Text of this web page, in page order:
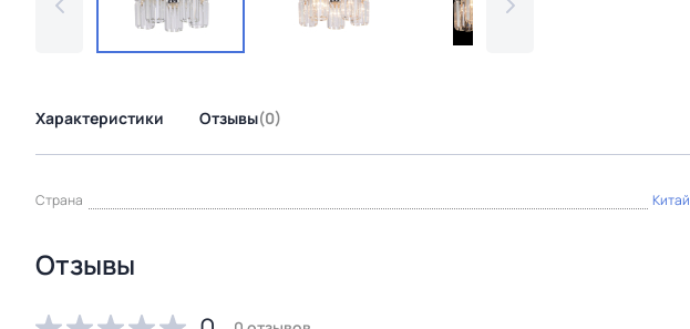
Характеристики Отзывы(0)
Страна Китай
Отзывы